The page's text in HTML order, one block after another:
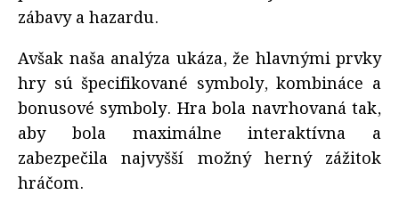
zábavy a hazardu.
Avšak naša analýza ukáza, že hlavnými prvky
hry sú špecifikované symboly, kombináce a
bonusové symboly. Hra bola navrhovaná tak,
aby bola maximálne interaktívna a
zabezpečila najvyšší možný herný zážitok
hráčom.